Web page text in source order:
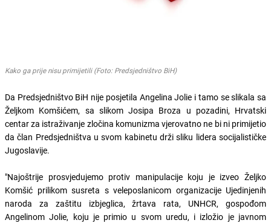
Kako ga prije nisu primijetili (Foto: Predsjedništvo BiH)
Da Predsjedništvo BiH nije posjetila Angelina Jolie i tamo se slikala sa
Željkom Komšićem, sa slikom Josipa Broza u pozadini, Hrvatski
centar za istraživanje zločina komunizma vjerovatno ne bi ni primijetio
da član Predsjedništva u svom kabinetu drži sliku lidera socijalističke
Jugoslavije.
"Najoštrije prosvjedujemo protiv manipulacije koju je izveo Željko
Komšić prilikom susreta s veleposlanicom organizacije Ujedinjenih
naroda za zaštitu izbjeglica, žrtava rata, UNHCR, gospođom
Angelinom Jolie, koju je primio u svom uredu, i izložio je javnom